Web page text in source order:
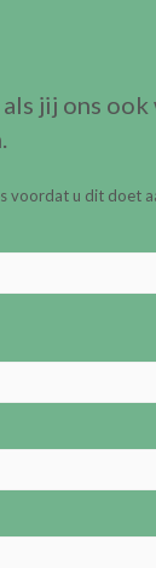
jij ons
voordat u dit doet